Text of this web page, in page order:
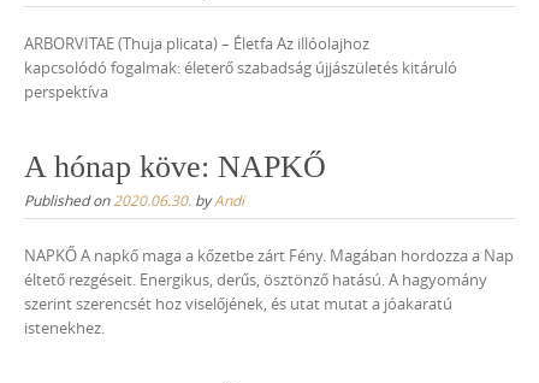
ARBORVITAE (Thuja plicata) – Életfa Az illóolajhoz
kapcsolódó fogalmak: életerő szabadság újjászületés kitáruló
perspektíva
A hónap köve: NAPKŐ
Published on2020.06.30. byAndi
NAPKŐ A napkő maga a kőzetbe zárt Fény. Magában hordozza a Nap
éltető rezgéseit. Energikus, derűs, ösztönző hatású. A hagyomány
szerint szerencsét hoz viselőjének, és utat mutat a jóakaratú
istenekhez.